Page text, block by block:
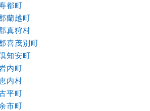
都町
蘭越町
真狩村
喜茂別町
知安町
内町
内村
平町
市町